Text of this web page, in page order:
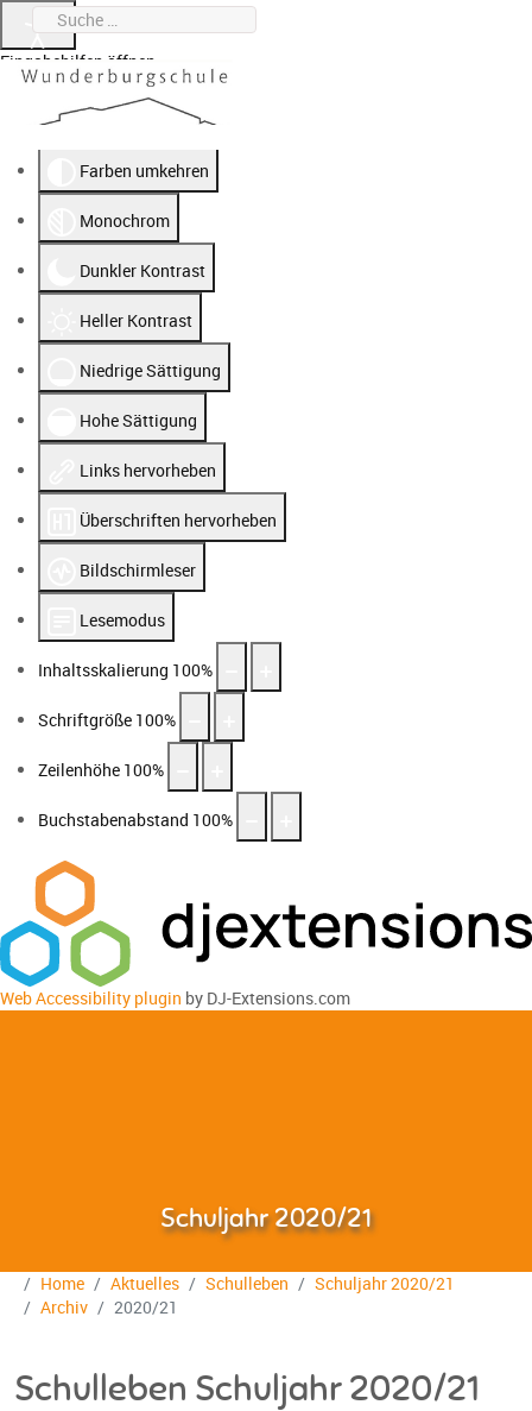
Eingabehilfen öffnen
Farben umkehren
Monochrom
Dunkler Kontrast
Heller Kontrast
Niedrige Sättigung
Hohe Sättigung
Links hervorheben
Überschriften hervorheben
Bildschirmleser
Lesemodus
Inhaltsskalierung 100%
Schriftgröße 100%
Zeilenhöhe 100%
Buchstabenabstand 100%
Web Accessibility plugin by DJ-Extensions.com
Suchen
Schuljahr 2020/21
Home Aktuelles Schulleben
Schuljahr 2020/21
Archiv
2020/21
Schulleben Schuljahr 2020/21